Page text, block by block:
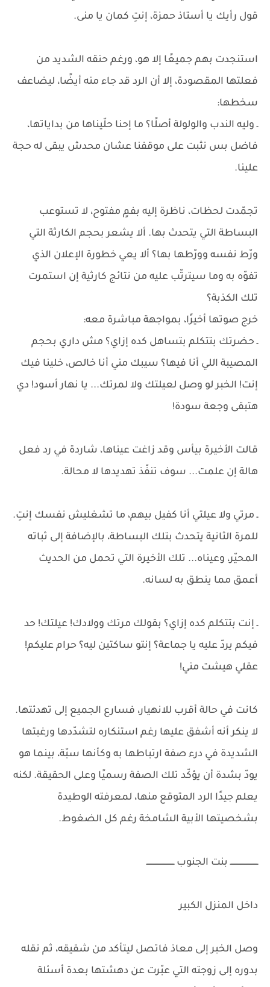
قول رأيك يا أستاذ حمزة، إنتِ كمان يا منى.
استنجدت بهم جميعًا إلا هو، ورغم حنقه الشديد من
فعلتها المقصودة، إلا أن الرد قد جاء منه أيضًا، ليضاعف
سخطها:
ـ وليه الندب والولولة أصلًا؟ ما إحنا حلّيناها من بداياتها،
فاضل بس نثبت على موقفنا عشان محدش يبقى له حجة
علينا.
تجمّدت لحظات، ناظرة إليه بفمٍ مفتوح، لا تستوعب
البساطة التي يتحدث بها. ألا يشعر بحجم الكارثة التي
ورّط نفسه وورّطها بها؟ ألا يعي خطورة الإعلان الذي
تفوّه به وما سيترتّب عليه من نتائج كارثية إن استمرت
تلك الكذبة؟
خرج صوتها أخيرًا، بمواجهة مباشرة معه:
ـ حضرتك بتتكلم بتساهل كده إزاي؟ مش داري بحجم
المصيبة اللي أنا فيها؟ سيبك مني أنا خالص، خلينا فيك
إنت! الخبر لو وصل لعيلتك ولا لمرتك... يا نهار أسود! دي
هتبقى وجعة سودة!
قالت الأخيرة بيأس وقد زاغت عيناها، شاردة في رد فعل
هالة إن علمت... سوف تنفّذ تهديدها لا محالة.
ـ مرتي ولا عيلتي أنا كفيل بيهم، ما تشغليش نفسك إنتِ.
للمرة الثانية يتحدث بتلك البساطة، بالإضافة إلى ثباته
المحيّر، وعيناه... تلك الأخيرة التي تحمل من الحديث
أعمق مما ينطق به لسانه.
ـ إنت بتتكلم كده إزاي؟ بقولك مرتك وولادك! عيلتك! حد
فيكم يردّ عليه يا جماعة؟ إنتو ساكتين ليه؟ حرام عليكم!
عقلي هيشت مني!
كانت في حالة أقرب للانهيار، فسارع الجميع إلى تهدئتها.
لا ينكر أنه أشفق عليها رغم استنكاره لتشدّدها ورغبتها
الشديدة في درء صفة ارتباطها به وكأنها سبّة، بينما هو
يودّ بشدة أن يؤكّد تلك الصفة رسميًا وعلى الحقيقة. لكنه
يعلم جيدًا الرد المتوقع منها، لمعرفته الوطيدة
بشخصيتها الأبية الشامخة رغم كل الضغوط.
ـــــــــــــــــــــــ بنت الجنوب ـــــــــــــــــــــــ
داخل المنزل الكبير
وصل الخبر إلى معاذ فاتصل ليتأكد من شقيقه، ثم نقله
بدوره إلى زوجته التي عبّرت عن دهشتها بعدة أسئلة